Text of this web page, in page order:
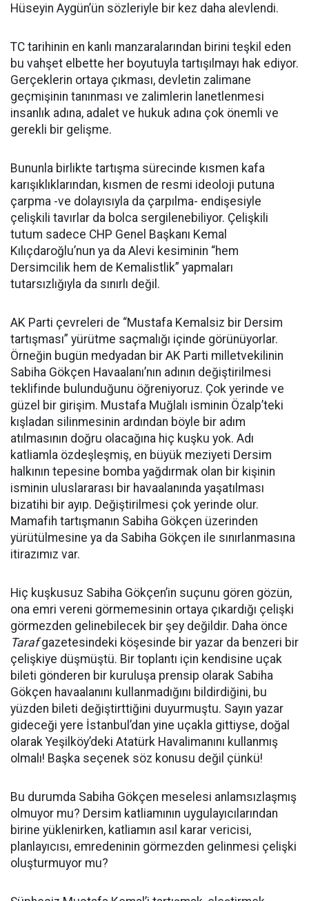
Hüseyin Aygün’ün sözleriyle bir kez daha alevlendi.
TC tarihinin en kanlı manzaralarından birini teşkil eden
bu vahşet elbette her boyutuyla tartışılmayı hak ediyor.
Gerçeklerin ortaya çıkması, devletin zalimane
geçmişinin tanınması ve zalimlerin lanetlenmesi
insanlık adına, adalet ve hukuk adına çok önemli ve
gerekli bir gelişme.
Bununla birlikte tartışma sürecinde kısmen kafa
karışıklıklarından, kısmen de resmi ideoloji putuna
çarpma -ve dolayısıyla da çarpılma- endişesiyle
çelişkili tavırlar da bolca sergilenebiliyor. Çelişkili
tutum sadece CHP Genel Başkanı Kemal
Kılıçdaroğlu’nun ya da Alevi kesiminin “hem
Dersimcilik hem de Kemalistlik” yapmaları
tutarsızlığıyla da sınırlı değil.
AK Parti çevreleri de “Mustafa Kemalsiz bir Dersim
tartışması” yürütme saçmalığı içinde görünüyorlar.
Örneğin bugün medyadan bir AK Parti milletvekilinin
Sabiha Gökçen Havaalanı’nın adının değiştirilmesi
teklifinde bulunduğunu öğreniyoruz. Çok yerinde ve
güzel bir girişim. Mustafa Muğlalı isminin Özalp’teki
kışladan silinmesinin ardından böyle bir adım
atılmasının doğru olacağına hiç kuşku yok. Adı
katliamla özdeşleşmiş, en büyük meziyeti Dersim
halkının tepesine bomba yağdırmak olan bir kişinin
isminin uluslararası bir havaalanında yaşatılması
bizatihi bir ayıp. Değiştirilmesi çok yerinde olur.
Mamafih tartışmanın Sabiha Gökçen üzerinden
yürütülmesine ya da Sabiha Gökçen ile sınırlanmasına
itirazımız var.
Hiç kuşkusuz Sabiha Gökçen’in suçunu gören gözün,
ona emri vereni görmemesinin ortaya çıkardığı çelişki
görmezden gelinebilecek bir şey değildir. Daha önce
Tarafgazetesindeki köşesinde bir yazar da benzeri bir
çelişkiye düşmüştü. Bir toplantı için kendisine uçak
bileti gönderen bir kuruluşa prensip olarak Sabiha
Gökçen havaalanını kullanmadığını bildirdiğini, bu
yüzden bileti değiştirttiğini duyurmuştu. Sayın yazar
gideceği yere İstanbul’dan yine uçakla gittiyse, doğal
olarak Yeşilköy’deki Atatürk Havalimanını kullanmış
olmalı! Başka seçenek söz konusu değil çünkü!
Bu durumda Sabiha Gökçen meselesi anlamsızlaşmış
olmuyor mu? Dersim katliamının uygulayıcılarından
birine yüklenirken, katliamın asıl karar vericisi,
planlayıcısı, emredeninin görmezden gelinmesi çelişki
oluşturmuyor mu?